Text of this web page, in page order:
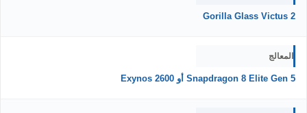
Gorilla Glass Victus 2
المعالج
Snapdragon 8 Elite Gen 5 أو Exynos 2600